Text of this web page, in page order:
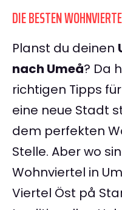
DIE BESTEN
Planst du deinen
nach Umeå? Da
richtigen Tipps
eine neue Stadt
dem perfekten
Stelle. Aber wo
Wohnviertel in
Viertel Öst på